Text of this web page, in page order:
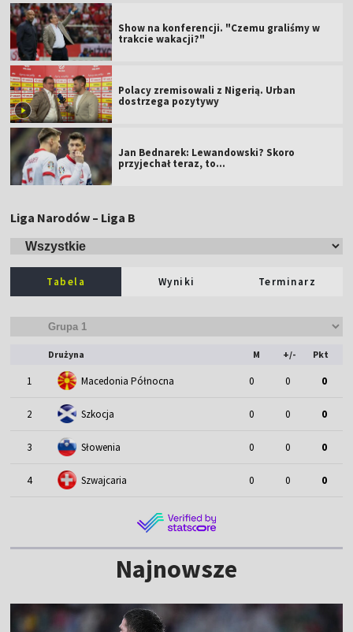
Show na konferencji. "Czemu graliśmy w
trakcie wakacji?"
Polacy zremisowali z Nigerią. Urban
dostrzega pozytywy
Jan Bednarek: Lewandowski? Skoro
przyjechał teraz, to…
Liga Narodów – Liga B
Tabela Wyniki Terminarz
Drużyna M +/- Pkt
1 Macedonia Północna 0 0 0
2 Szkocja 0 0 0
3 Słowenia 0 0 0
4 Szwajcaria 0 0 0
Najnowsze